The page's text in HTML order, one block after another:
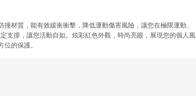
材質，能有效緩衝衝擊，降低運動傷害風險，讓您在極限運動、
支撐，讓您活動自如。炫彩紅色外觀，時尚亮眼，展現您的個人風
的保護。